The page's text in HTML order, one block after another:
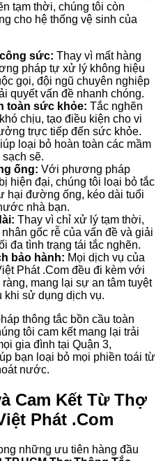
tạm thời, chúng tôi còn
cho hệ thống vệ sinh của
sức: Thay vì mất hàng
pháp tự xử lý không hiệu
gọi, đội ngũ chuyên nghiệp
quyết vấn đề nhanh chóng.
toàn sức khỏe: Tắc nghẽn
chịu, tạo điều kiện cho vi
trực tiếp đến sức khỏe.
loại bỏ hoàn toàn các mầm
sẽ.
ống: Với phương pháp
hiện đại, chúng tôi loại bỏ tắc
hại đường ống, kéo dài tuổi
nhà bạn.
Thay vì chỉ xử lý tạm thời,
gốc rễ của vấn đề và giải
đa tình trạng tái tắc nghẽn.
bảo hành: Mọi dịch vụ của
Phát .Com đều đi kèm với
mang lại sự an tâm tuyệt
khi sử dụng dịch vụ.
thông tắc bồn cầu toàn
tôi cam kết mang lại trải
gia đình tại Quận 3,
bạn loại bỏ mọi phiền toái từ
nước.
Cam Kết Từ Thợ
Phát .Com
những ưu tiên hàng đầu